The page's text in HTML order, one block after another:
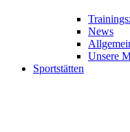
News
Unsere
Sportstätten